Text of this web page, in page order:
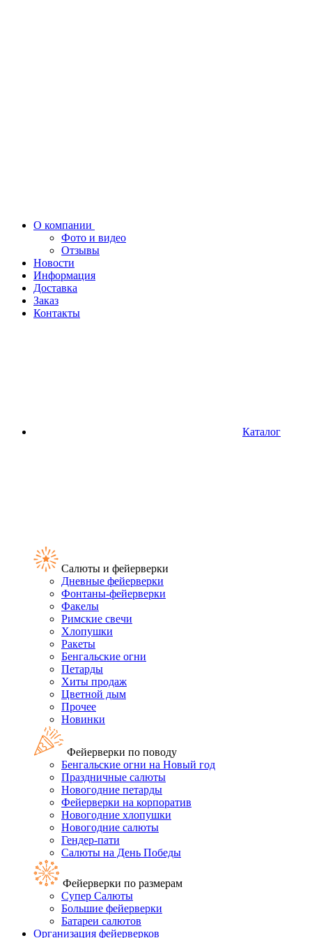
О компании
Фото и видео
Отзывы
Новости
Информация
Доставка
Заказ
Контакты
Каталог
Салюты и фейерверки
Дневные фейерверки
Фонтаны-фейерверки
Факелы
Римские свечи
Хлопушки
Ракеты
Бенгальские огни
Петарды
Хиты продаж
Цветной дым
Прочее
Новинки
Фейерверки по поводу
Бенгальские огни на Новый год
Праздничные салюты
Новогодние петарды
Фейерверки на корпоратив
Новогодние хлопушки
Новогодние салюты
Гендер-пати
Салюты на День Победы
Фейерверки по размерам
Супер Салюты
Большие фейерверки
Батареи салютов
Организация фейерверков